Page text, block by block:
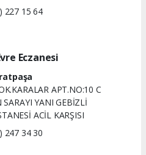
227 15 64
Eczanesi
APT.NO:10 C
YANI GEBİZLİ
ACİL KARŞISI
247 34 30